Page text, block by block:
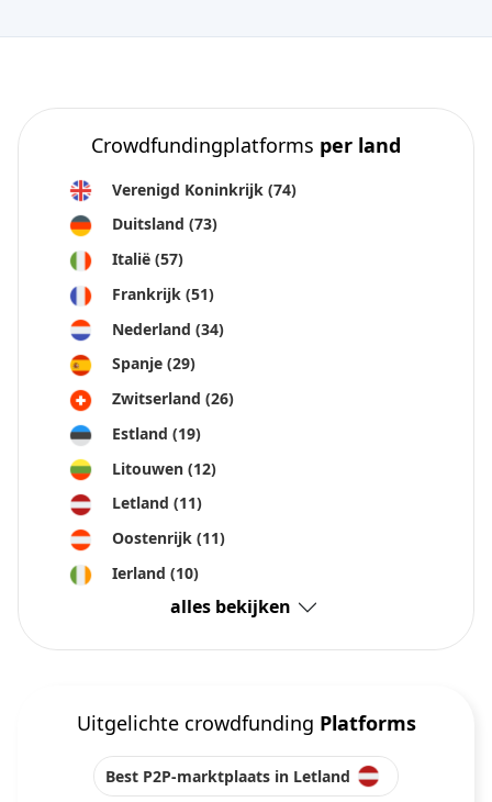
Crowdinform 🚀
Veelgestelde vragen
Wat zijn de veiligste vormen van crowdfunding?
Hoe weet ik of een crowdfundingplatform veilig is?
Wat is het grootste risico van aandelen-crowdfunding?
Zijn investeringslimieten een teken van een veilig
crowdfundingplatform?
Hoe verbetert diversificatie de veiligheid van
crowdfunding?
Aanbevolen
Crowdfundingplatforms per land
Verenigd Koninkrijk (74)
Duitsland (73)
Italië (57)
Frankrijk (51)
Nederland (34)
Spanje (29)
Zwitserland (26)
Estland (19)
Litouwen (12)
Letland (11)
Oostenrijk (11)
Ierland (10)
alles bekijken
Uitgelichte crowdfunding Platforms
Best P2P-marktplaats in Letland